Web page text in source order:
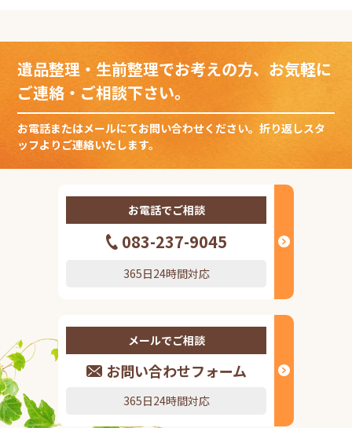
遺品整理・生前整理でお考えの方、お気軽に
ご連絡・ご相談下さい。
お電話またはメールにてお問い合わせください。折り返しスタ
ッフよりご連絡いたします。
お電話でご相談
083-237-9045
365日24時間対応
メールでご相談
お問い合わせフォーム
365日24時間対応